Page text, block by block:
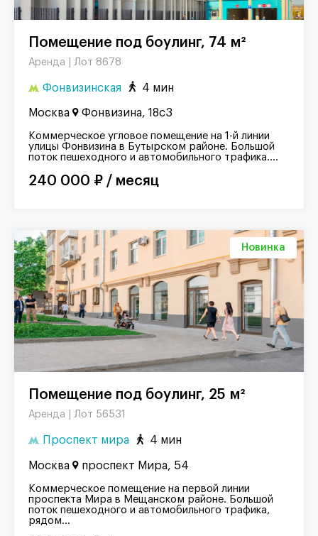
Помещение под боулинг, 74 м²
Аренда | Лот 8678
Фонвизинская 4 мин
Москва Фонвизина, 18с3
Коммерческое угловое помещение на 1-й линии
улицы Фонвизина в Бутырском районе. Большой
поток пешеходного и автомобильного трафика....
240 000 ₽ / месяц
Новинка
Помещение под боулинг, 25 м²
Аренда | Лот 56531
Проспект мира 4 мин
Москва проспект Мира, 54
Коммерческое помещение на первой линии
проспекта Мира в Мещанском районе. Большой
поток пешеходного и автомобильного трафика,
рядом...